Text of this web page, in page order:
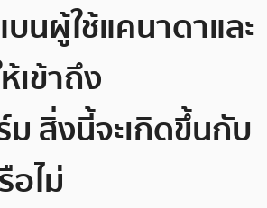
นผู้ใช้แคนาดาและ
เข้าถึง
สิ่งนี้จะเกิดขึ้นกับ
ไม่